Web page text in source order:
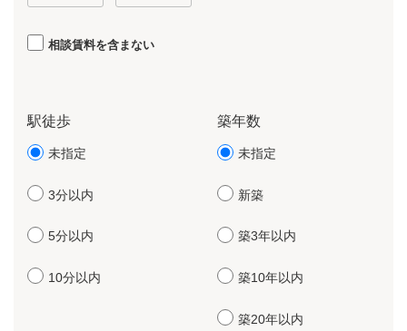
相談賃料を含まない
駅徒歩
未指定
3分以内
5分以内
10分以内
築年数
未指定
新築
築3年以内
築10年以内
築20年以内